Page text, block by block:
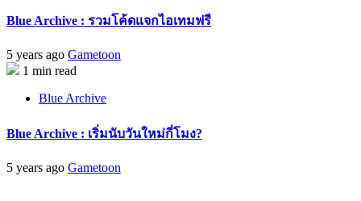
Blue Archive : รวมโค้ดแจกไอเทมฟรี
5 years ago Gametoon
1 min read
Blue Archive
Blue Archive : เริ่มนับวันใหม่กี่โมง?
5 years ago Gametoon